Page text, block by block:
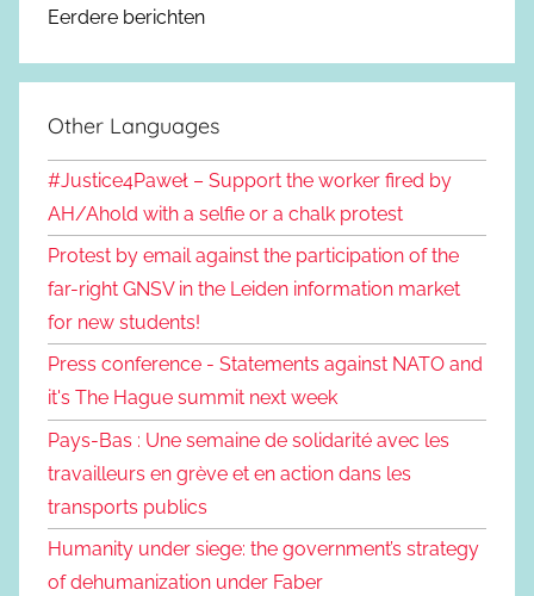
Eerdere berichten
Other Languages
#Justice4Paweł – Support the worker fired by
AH/Ahold with a selfie or a chalk protest
Protest by email against the participation of the
far-right GNSV in the Leiden information market
for new students!
Press conference - Statements against NATO and
it's The Hague summit next week
Pays-Bas : Une semaine de solidarité avec les
travailleurs en grève et en action dans les
transports publics
Humanity under siege: the government’s strategy
of dehumanization under Faber